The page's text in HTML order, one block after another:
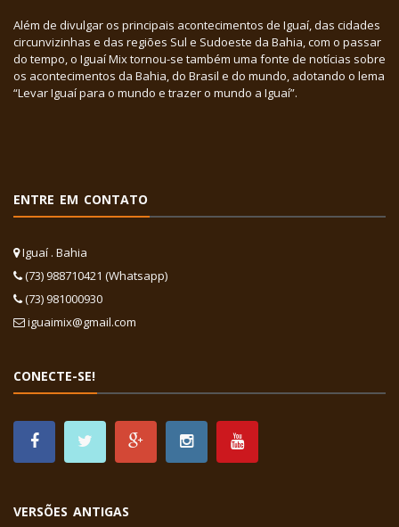
Além de divulgar os principais acontecimentos de Iguaí, das cidades
circunvizinhas e das regiões Sul e Sudoeste da Bahia, com o passar
do tempo, o Iguaí Mix tornou-se também uma fonte de notícias sobre
os acontecimentos da Bahia, do Brasil e do mundo, adotando o lema
“Levar Iguaí para o mundo e trazer o mundo a Iguaí”.
ENTRE EM CONTATO
Iguaí . Bahia
(73) 988710421 (Whatsapp)
(73) 981000930
iguaimix@gmail.com
CONECTE-SE!
VERSÕES ANTIGAS